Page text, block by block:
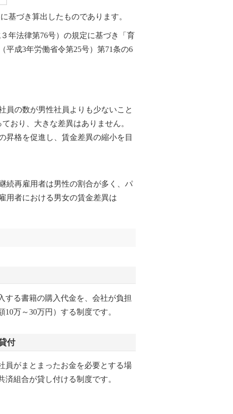
基づき算出したものであります。
年法律第76号）の規定に基づき「育
平成3年労働省令第25号）第71条の6
の数が男性社員よりも少ないこと
おり、大きな差異はありません。
昇格を促進し、賃金差異の縮小を目
続再雇用者は男性の割合が多く、パ
用者における男女の賃金差異は
する書籍の購入代金を、会社が負担
10万～30万円）する制度です。
付
員がまとまったお金を必要とする場
組合が貸し付ける制度です。